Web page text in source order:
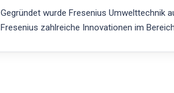
Gegründet wurde Fresenius Umwelttechnik
Fresenius zahlreiche Innovationen im